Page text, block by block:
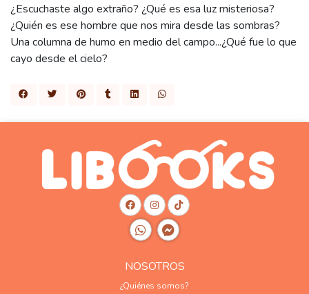
¿Escuchaste algo extraño? ¿Qué es esa luz misteriosa?
¿Quién es ese hombre que nos mira desde las sombras?
Una columna de humo en medio del campo...¿Qué fue lo que
cayo desde el cielo?
NOSOTROS
¿Quiénes somos?